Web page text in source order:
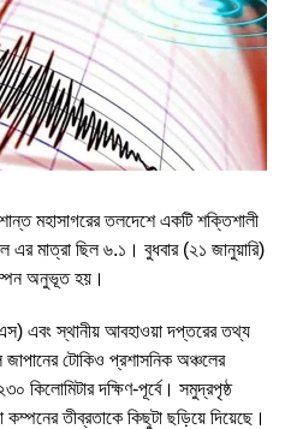
মহাসাগরের তলদেশে একটি শক্তিশালী
এর মাত্রা ছিল ৬.১। বুধবার (২১ জানুয়ারি)
অনুভূত হয়।
এবং স্থানীয় আবহাওয়া দপ্তরের তথ্য
টোকিও প্রশাসনিক অঞ্চলের
কিলোমিটার দক্ষিণ-পূর্বে। সমুদ্রপৃষ্ঠ
তীব্রতাকে কিছুটা ছড়িয়ে দিয়েছে।